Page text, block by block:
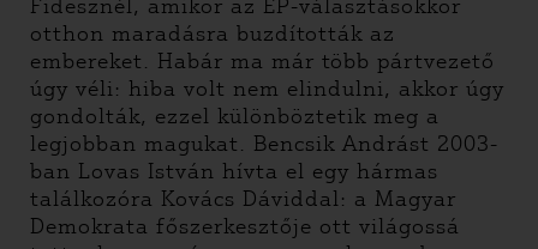
Fidesznél, amikor az EP-választásokkor
otthon maradásra buzdították az
embereket. Habár ma már több pártvezető
úgy véli: hiba volt nem elindulni, akkor úgy
gondolták, ezzel különböztetik meg a
legjobban magukat. Bencsik Andrást 2003-
ban Lovas István hívta el egy hármas
találkozóra Kovács Dáviddal: a Magyar
Demokrata főszerkesztője ott világossá